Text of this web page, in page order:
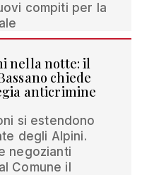
compiti per la
nella notte: il
chiede
anticrimine
si estendono
degli Alpini.
negozianti
Comune il